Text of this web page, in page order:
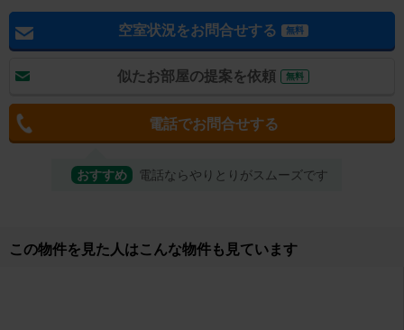
空室状況をお問合せする 無料
似たお部屋の提案を依頼 無料
電話でお問合せする
おすすめ 電話ならやりとりがスムーズです
取り扱い店舗